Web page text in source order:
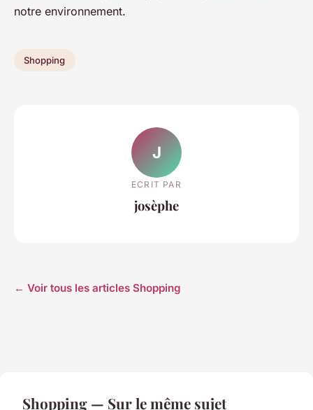
notre environnement.
Shopping
J
ECRIT PAR
josèphe
← Voir tous les articles Shopping
Shopping — Sur le même sujet